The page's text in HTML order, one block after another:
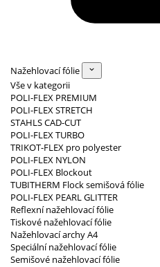
Nažehlovací fólie
Vše v kategorii
POLI-FLEX PREMIUM
POLI-FLEX STRETCH
STAHLS CAD-CUT
POLI-FLEX TURBO
TRIKOT-FLEX pro polyester
POLI-FLEX NYLON
POLI-FLEX Blockout
TUBITHERM Flock semišová fólie
POLI-FLEX PEARL GLITTER
Reflexní nažehlovací fólie
Tiskové nažehlovací fólie
Nažehlovací archy A4
Speciální nažehlovací fólie
Semišové nažehlovací fólie